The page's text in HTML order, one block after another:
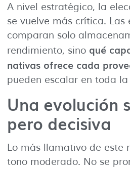
A nivel estratégico, la
se vuelve más crítica. Las
comparan solo
rendimiento, sino qué
nativas ofrece cada
pueden escalar en toda
Una evolución
pero decisiva
Lo más llamativo de este
tono moderado. No se